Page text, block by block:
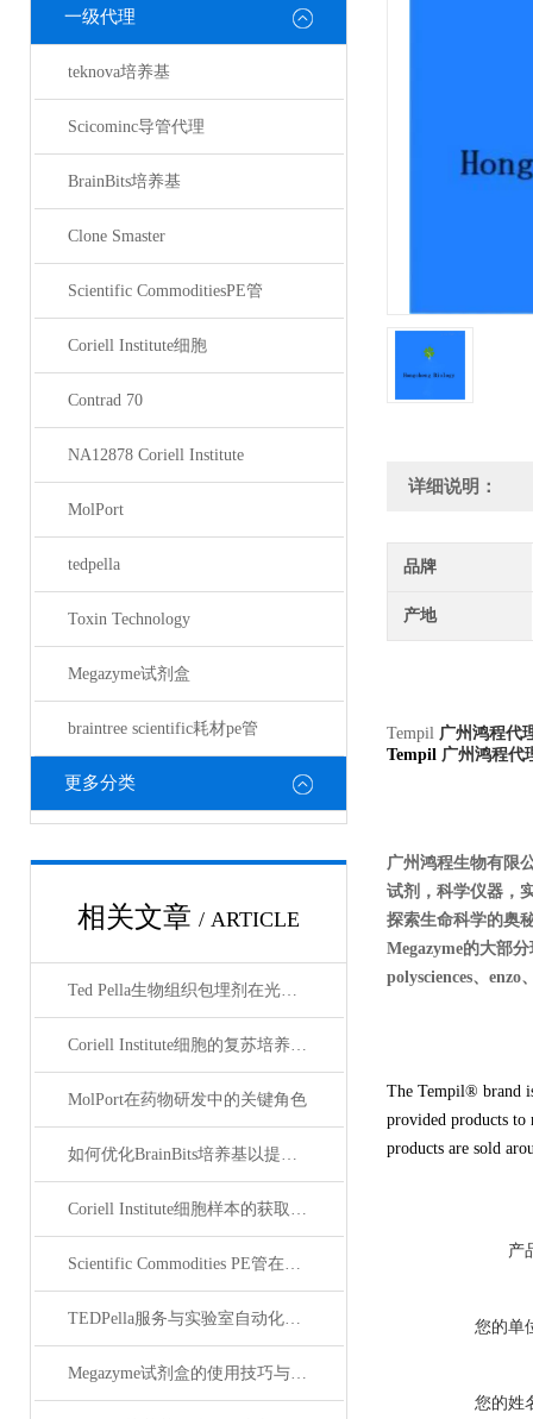
一级代理
teknova培养基
Scicominc导管代理
BrainBits培养基
Clone Smaster
Scientific CommoditiesPE管
Coriell Institute细胞
Contrad 70
NA12878 Coriell Institute
MolPort
tedpella
Toxin Technology
Megazyme试剂盒
braintree scientific耗材pe管
更多分类
相关文章 / ARTICLE
Ted Pella生物组织包埋剂在光镜与电镜联用技术中的应用
Coriell Institute细胞的复苏培养与质量控制规范
MolPort在药物研发中的关键角色
如何优化BrainBits培养基以提高实验效果？
Coriell Institute细胞样本的获取与应用指南
Scientific Commodities PE管在环保实验中的作用
TEDPella服务与实验室自动化设备的整合
Megazyme试剂盒的使用技巧与实验优化方法
详细说明：
品牌
产地
Tempil 广州鸿程代
Tempil 广州鸿程代
广州鸿程生物有限
试剂，科学仪器，
探索生命科学的奥
Megazyme的大部
polysciences、enzo
The Tempil® brand
provided products to
products are sold
产
您的单
您的姓